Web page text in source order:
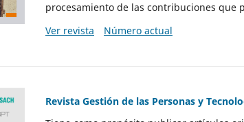
procesamiento de las contribuciones que
Ver revista
Número actual
Revista Gestión de las Personas y